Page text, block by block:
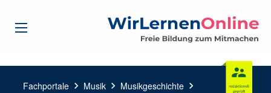
Fachportale chevron_right Musik chevron_right Musikgeschichte chevron_right